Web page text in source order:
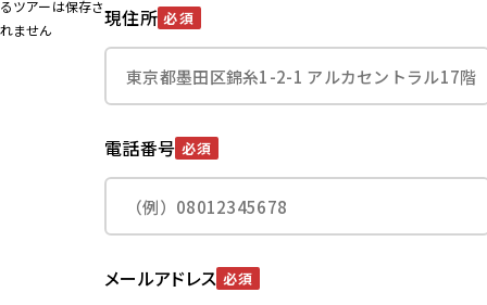
るツアーは保存さ
れません
現住所 必須
電話番号 必須
メールアドレス 必須